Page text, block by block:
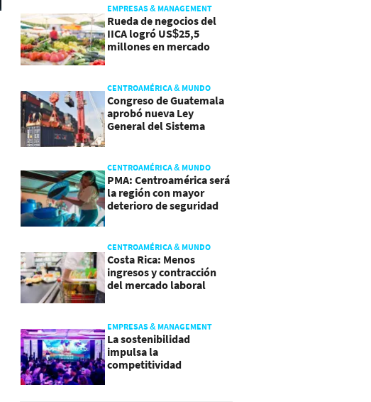
EMPRESAS & MANAGEMENT
Rueda de negocios del
IICA logró US$25,5
millones en mercado
CENTROAMÉRICA & MUNDO
Congreso de Guatemala
aprobó nueva Ley
General del Sistema
CENTROAMÉRICA & MUNDO
PMA: Centroamérica será
la región con mayor
deterioro de seguridad
CENTROAMÉRICA & MUNDO
Costa Rica: Menos
ingresos y contracción
del mercado laboral
EMPRESAS & MANAGEMENT
La sostenibilidad
impulsa la
competitividad